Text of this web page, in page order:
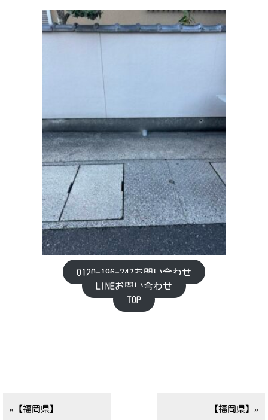
0120-196-247お問い合わせ
LINEお問い合わせ
TOP
«【福岡県】 【福岡県】»